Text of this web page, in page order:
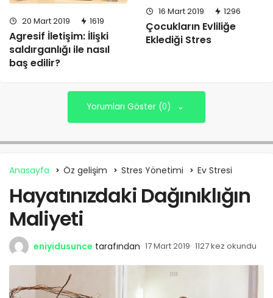
20 Mart 2019 1619
Agresif İletişim: İlişki
saldırganlığı ile nasıl
baş edilir?
16 Mart 2019 1296
Çocukların Evliliğe
Eklediği Stres
Yorumları Göster (0)
Anasayfa Öz gelişim Stres Yönetimi Ev Stresi
Hayatınızdaki Dağınıklığın
Maliyeti
eniyidusunce tarafından 17 Mart 2019 1127 kez okundu